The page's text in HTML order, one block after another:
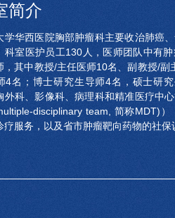
简介
学华西医院胸部肿瘤科主要收治肺癌
科室医护员工130人，医师团队中有
，其中教授/主任医师10名、副教授/副
4名；博士研究生导师4名，硕士研
外科、影像科、病理科和精准医疗中
disciplinary team, 简称MDT)
疗服务，以及省市肿瘤靶向药物的社保